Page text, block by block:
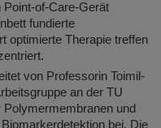
of-Care-Gerät
fundierte
optimierte Therapie treffen
von Professorin Toimil-
an der TU
und
bei. Die